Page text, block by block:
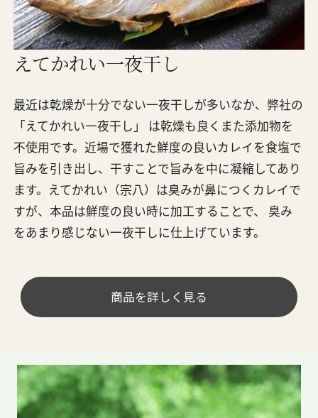
えてかれい一夜干し
最近は乾燥が十分でない一夜干しが多いなか、弊社の
「えてかれい一夜干し」 は乾燥も良くまた添加物を
不使用です。近場で獲れた鮮度の良いカレイを食塩で
旨みを引き出し、干すことで旨みを中に凝縮してあり
ます。えてかれい（宗八）は臭みが鼻につくカレイで
すが、本品は鮮度の良い時に加工することで、 臭み
をあまり感じない一夜干しに仕上げています。
商品を詳しく見る